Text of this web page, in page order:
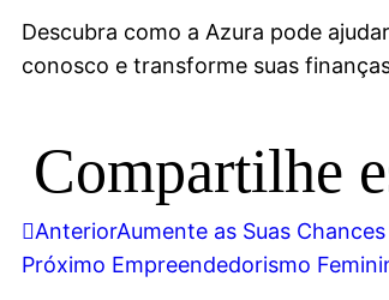
Descubra como a Azura pode
conosco e transforme suas
Compartilhe
AnteriorAumente as Suas
Próximo Empreendedorismo